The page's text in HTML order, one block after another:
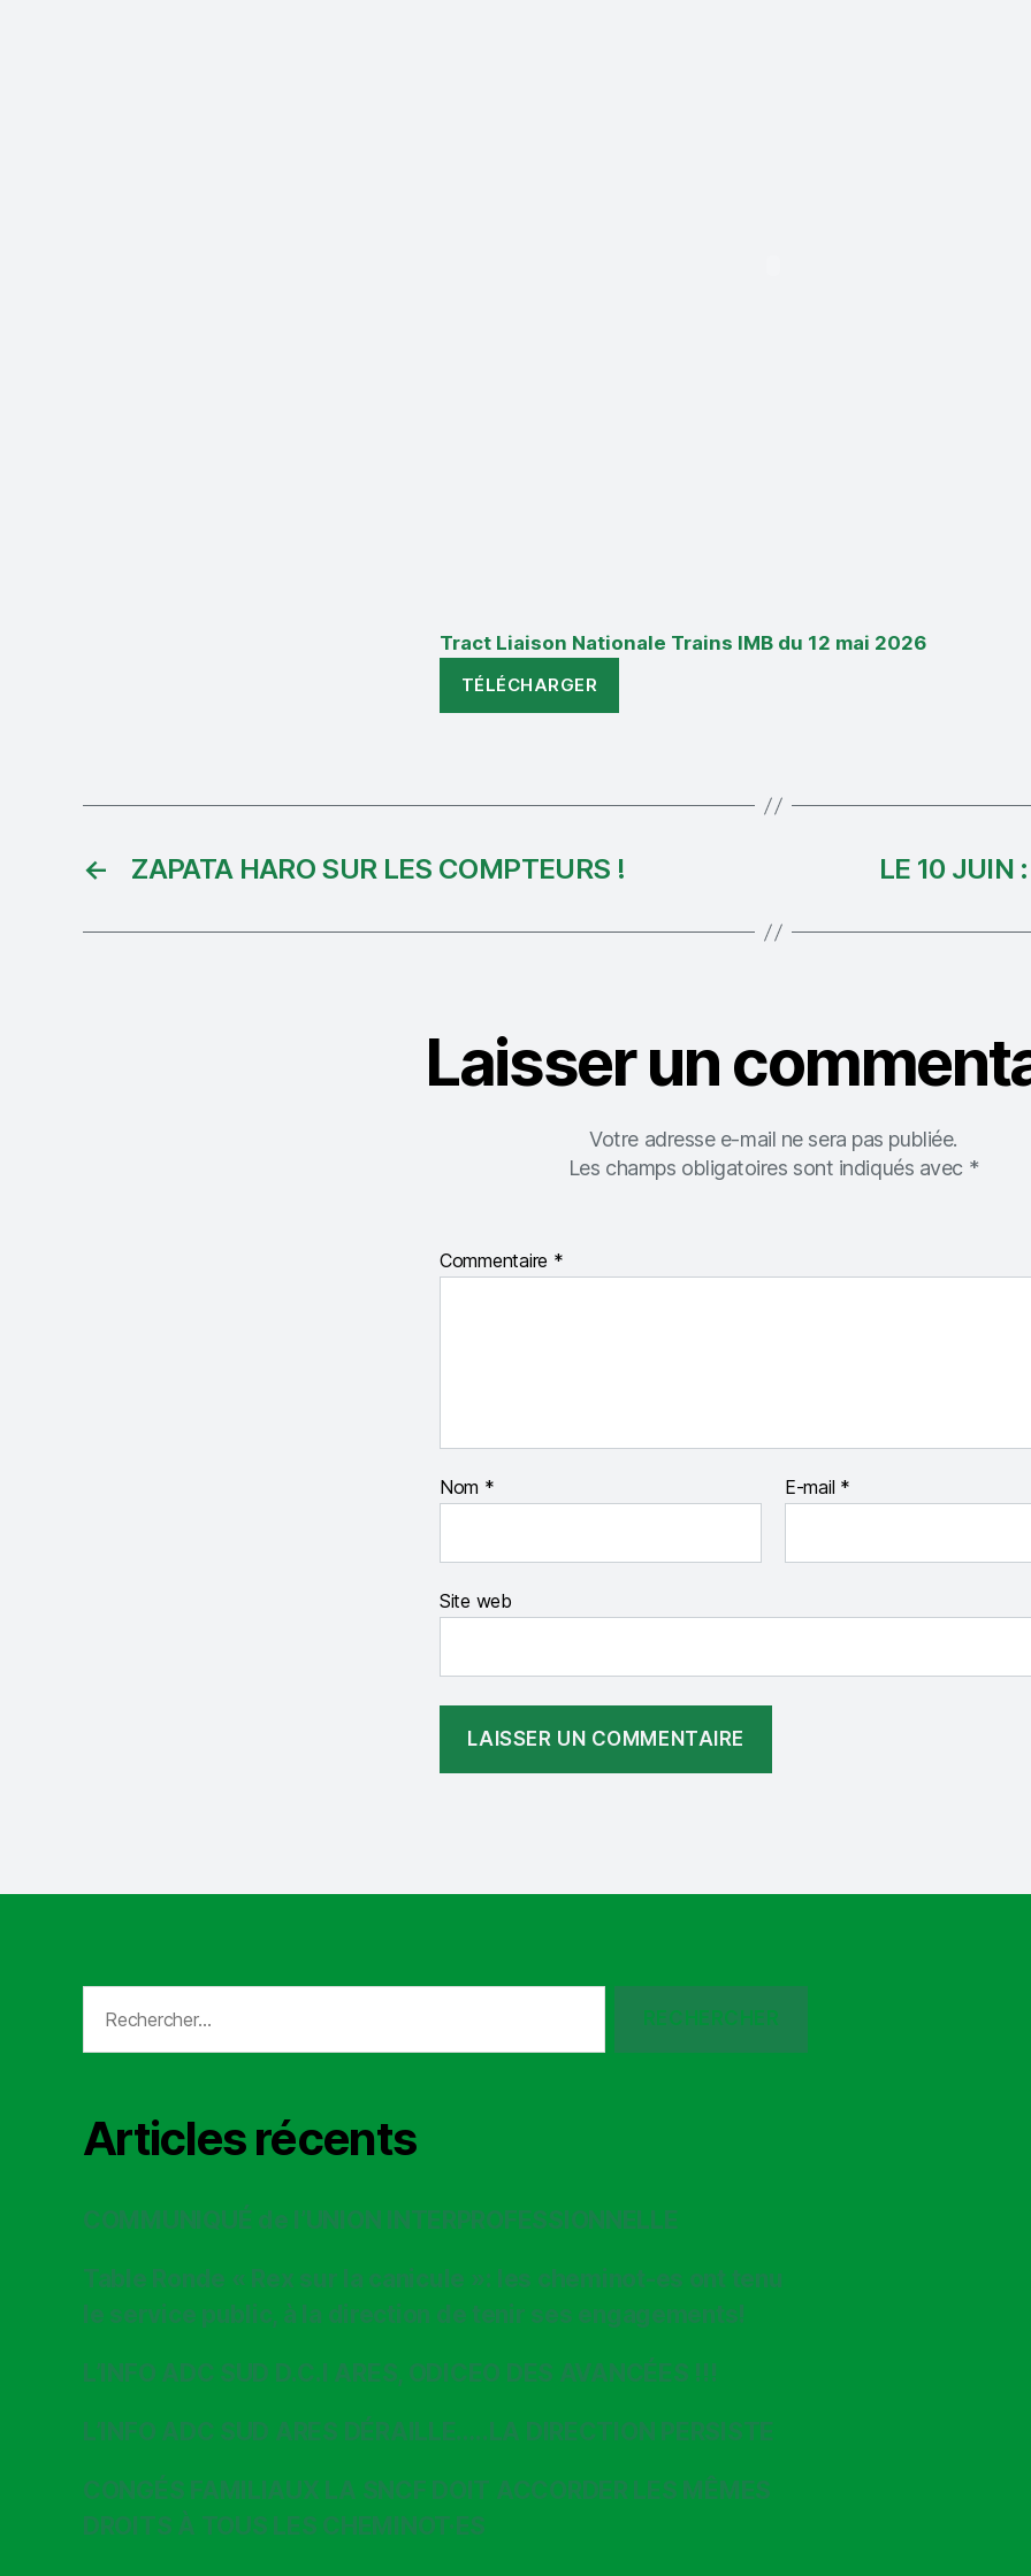
Tract Liaison Nationale Trains IMB du 12 mai 2026
TÉLÉCHARGER
← ZAPATA HARO SUR LES COMPTEURS ! LE 10 JUIN
Laisser un
Votre adresse e-mail ne sera pas publiée.
Les champs obligatoires sont indiqués avec *
Commentaire *
Nom * E-mail *
Site web
Articles récents
COMMUNIQUÉ de l’UNION INTERPROFESSIONNELLE
Table Ronde « Rex sur la canicule »: les cheminot-es ont tenu
le service public, à la direction de tenir ses engagements!
L’INFO ADC SUD D.C.I ARES, ODICEO DES AVANCÉES !!!
L’INFO ADC SUD ARES DÉRAILLE…..LA DIRECTION PERSISTE
CONGÉS FAMILIAUX LA SNCF DOIT ACCORDER LES MÊMES
DROITS À TOUS LES CHEMINOT·ES